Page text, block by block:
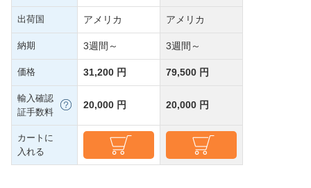
出荷国 アメリカ アメリカ
納期 3週間～ 3週間～
価格 31,200 円 79,500 円
輸入確認
証手数料
20,000 円 20,000 円
カートに
入れる